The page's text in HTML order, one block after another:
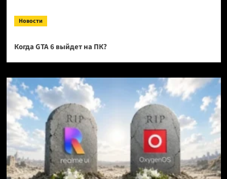
Новости
Когда GTA 6 выйдет на ПК?